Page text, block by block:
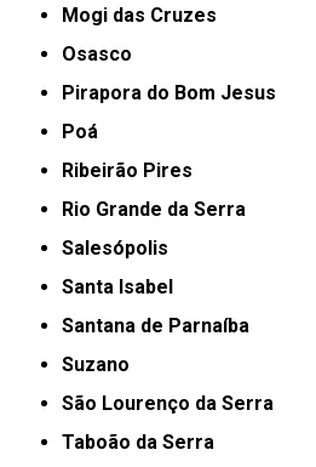
Mogi das Cruzes
Osasco
Pirapora do Bom Jesus
Poá
Ribeirão Pires
Rio Grande da Serra
Salesópolis
Santa Isabel
Santana de Parnaíba
Suzano
São Lourenço da Serra
Taboão da Serra